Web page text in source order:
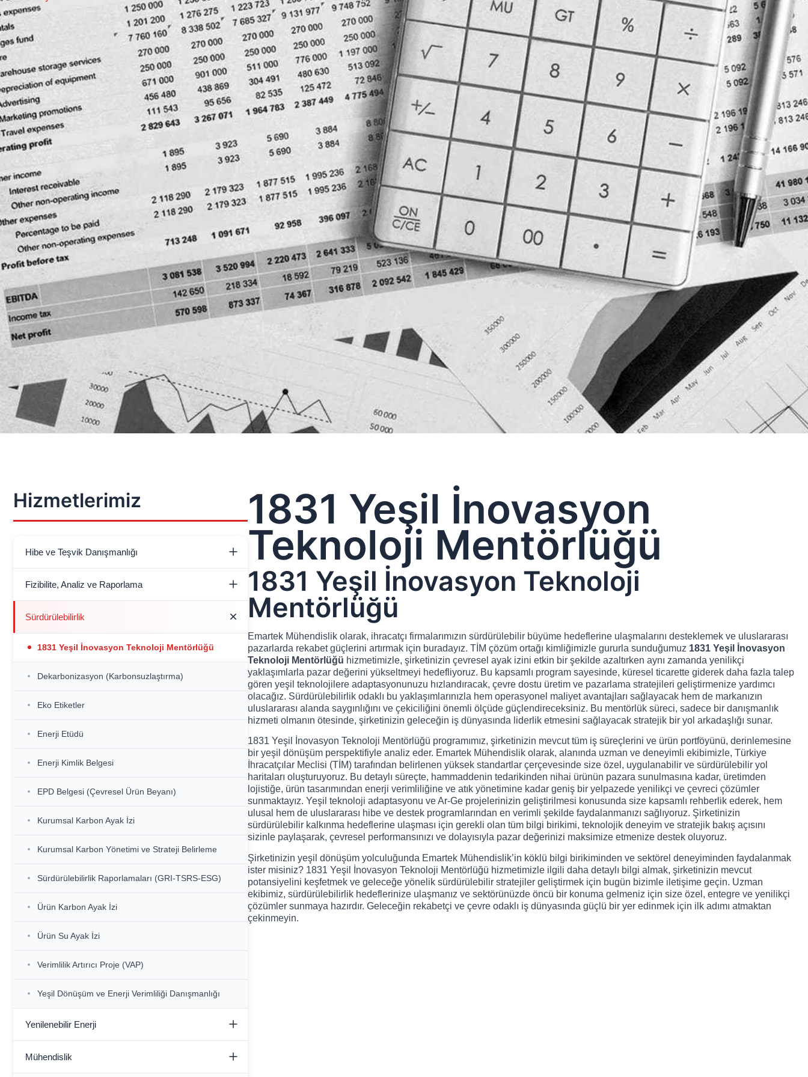
Hizmetlerimiz
Hibe ve Teşvik Danışmanlığı
Hibe Destekleri Danışmanlığı
Fizibilite, Analiz ve Raporlama
Dijital Dönüşüm Değerlendirme Analizi ve
Yalın Olgunluk Değerlendirme Analizi ve
(YDDP)
Sürdürülebilirlik
1831 Yeşil İnovasyon Teknoloji Mentörlüğü
Dekarbonizasyon (Karbonsuzlaştırma)
Eko Etiketler
Enerji Etüdü
Enerji Kimlik Belgesi
EPD Belgesi (Çevresel Ürün Beyanı)
Kurumsal Karbon Ayak İzi
Kurumsal Karbon Yönetimi ve Strateji Belirleme
Sürdürülebilirlik Raporlamaları (GRI-TSRS-ESG)
Ürün Karbon Ayak İzi
Ürün Su Ayak İzi
Verimlilik Artırıcı Proje (VAP)
Yeşil Dönüşüm ve Enerji Verimliliği Danışmanlığı
Yenilenebilir Enerji
Endüstriyel İşletmelere Yönelik GES EPC
Mühendislik
1831 Yeşil İnovasyon
Teknoloji Mentörlüğü
1831 Yeşil İnovasyon Teknoloji
Mentörlüğü
Emartek Mühendislik olarak, ihracatçı firmalarımızın sürdürülebilir büyüme hedeflerine ulaşmalarını desteklemek ve uluslararası
pazarlarda rekabet güçlerini artırmak için buradayız. TİM çözüm ortağı kimliğimizle gururla sunduğumuz 1831 Yeşil İnovasyon
Teknoloji Mentörlüğü hizmetimizle, şirketinizin çevresel ayak izini etkin bir şekilde azaltırken aynı zamanda yenilikçi
yaklaşımlarla pazar değerini yükseltmeyi hedefliyoruz. Bu kapsamlı program sayesinde, küresel ticarette giderek daha fazla talep
gören yeşil teknolojilere adaptasyonunuzu hızlandıracak, çevre dostu üretim ve pazarlama stratejileri geliştirmenize yardımcı
olacağız. Sürdürülebilirlik odaklı bu yaklaşımlarınızla hem operasyonel maliyet avantajları sağlayacak hem de markanızın
uluslararası alanda saygınlığını ve çekiciliğini önemli ölçüde güçlendireceksiniz. Bu mentörlük süreci, sadece bir danışmanlık
hizmeti olmanın ötesinde, şirketinizin geleceğin iş dünyasında liderlik etmesini sağlayacak stratejik bir yol arkadaşlığı sunar.
1831 Yeşil İnovasyon Teknoloji Mentörlüğü programımız, şirketinizin mevcut tüm iş süreçlerini ve ürün portföyünü, derinlemesine
bir yeşil dönüşüm perspektifiyle analiz eder. Emartek Mühendislik olarak, alanında uzman ve deneyimli ekibimizle, Türkiye
İhracatçılar Meclisi (TİM) tarafından belirlenen yüksek standartlar çerçevesinde size özel, uygulanabilir ve sürdürülebilir yol
haritaları oluşturuyoruz. Bu detaylı süreçte, hammaddenin tedarikinden nihai ürünün pazara sunulmasına kadar, üretimden
lojistiğe, ürün tasarımından enerji verimliliğine ve atık yönetimine kadar geniş bir yelpazede yenilikçi ve çevreci çözümler
sunmaktayız. Yeşil teknoloji adaptasyonu ve Ar-Ge projelerinizin geliştirilmesi konusunda size kapsamlı rehberlik ederek, hem
ulusal hem de uluslararası hibe ve destek programlarından en verimli şekilde faydalanmanızı sağlıyoruz. Şirketinizin
sürdürülebilir kalkınma hedeflerine ulaşması için gerekli olan tüm bilgi birikimi, teknolojik deneyim ve stratejik bakış açısını
sizinle paylaşarak, çevresel performansınızı ve dolayısıyla pazar değerinizi maksimize etmenize destek oluyoruz.
Şirketinizin yeşil dönüşüm yolculuğunda Emartek Mühendislik’in köklü bilgi birikiminden ve sektörel deneyiminden faydalanmak
ister misiniz? 1831 Yeşil İnovasyon Teknoloji Mentörlüğü hizmetimizle ilgili daha detaylı bilgi almak, şirketinizin mevcut
potansiyelini keşfetmek ve geleceğe yönelik sürdürülebilir stratejiler geliştirmek için bugün bizimle iletişime geçin. Uzman
ekibimiz, sürdürülebilirlik hedeflerinize ulaşmanız ve sektörünüzde öncü bir konuma gelmeniz için size özel, entegre ve yenilikçi
çözümler sunmaya hazırdır. Geleceğin rekabetçi ve çevre odaklı iş dünyasında güçlü bir yer edinmek için ilk adımı atmaktan
çekinmeyin.